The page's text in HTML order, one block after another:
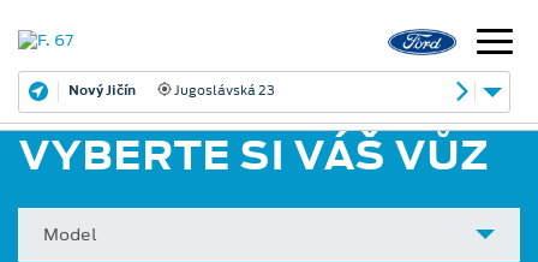
Nový Jičín Jugoslávská 23
VYBERTE SI VÁŠ VŮZ
Model